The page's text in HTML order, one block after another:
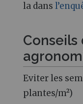
la dans
Eviter les
plantes/m²)